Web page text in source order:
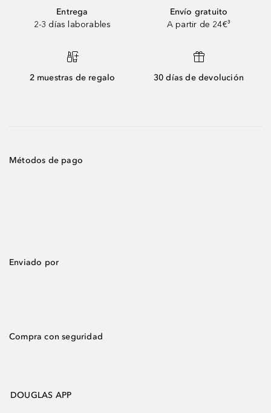
Entrega
2-3 días laborables
Envío gratuito
A partir de 24€³
2 muestras de regalo 30 días de devolución
Métodos de pago
Enviado por
Compra con seguridad
DOUGLAS APP